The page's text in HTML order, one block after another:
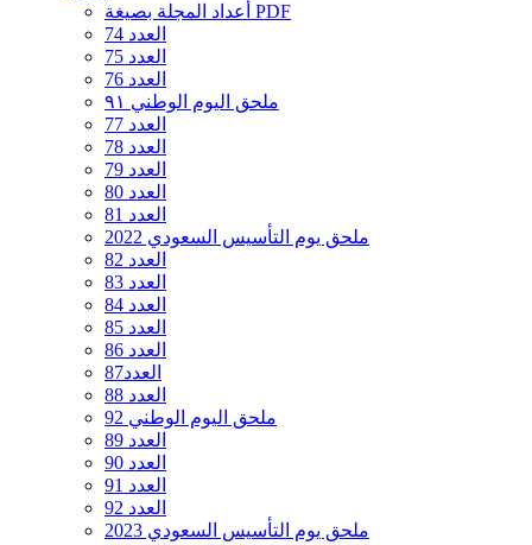
أعداد المجلة بصيغة PDF
العدد 74
العدد 75
العدد 76
ملحق اليوم الوطني ٩١
العدد 77
العدد 78
العدد 79
العدد 80
العدد 81
ملحق يوم التأسيس السعودي 2022
العدد 82
العدد 83
العدد 84
العدد 85
العدد 86
العدد87
العدد 88
ملحق اليوم الوطني 92
العدد 89
العدد 90
العدد 91
العدد 92
ملحق يوم التأسيس السعودي 2023